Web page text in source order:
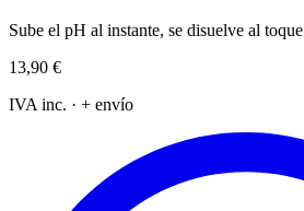
Sube el pH al instante, se disuelve al toque
13,90 €
IVA inc. · + envío